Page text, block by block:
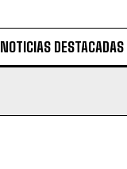
NOTICIAS DESTACADAS